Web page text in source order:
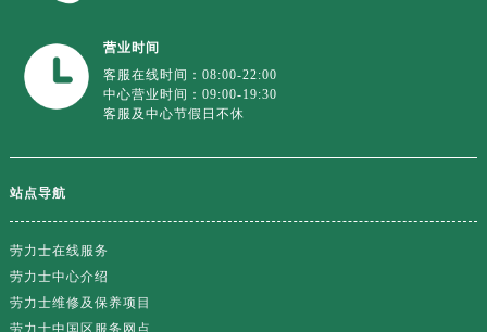
营业时间
客服在线时间：08:00-22:00
中心营业时间：09:00-19:30
客服及中心节假日不休
站点导航
劳力士在线服务
劳力士中心介绍
劳力士维修及保养项目
劳力士中国区服务网点